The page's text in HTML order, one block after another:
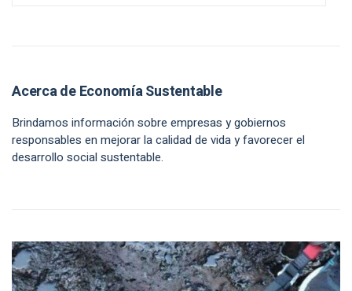
Acerca de Economía Sustentable
Brindamos información sobre empresas y gobiernos
responsables en mejorar la calidad de vida y favorecer el
desarrollo social sustentable.